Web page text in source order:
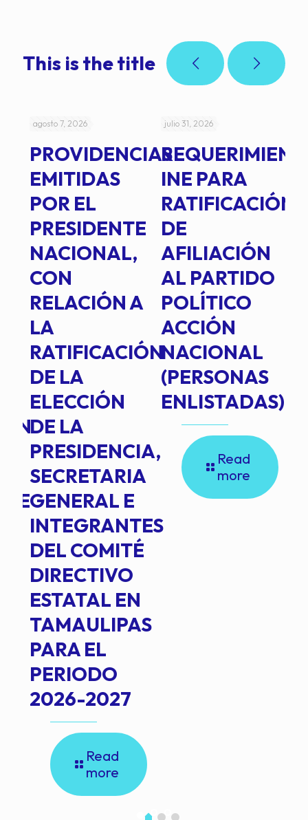
This is the title
agosto 7, 2026
PROVIDENCIAS
EMITIDAS
POR EL
PRESIDENTE
NACIONAL,
CON
RELACIÓN A
LA
RATIFICACIÓN
DE LA
ELECCIÓN
DE LA
PRESIDENCIA,
SECRETARIA
GENERAL E
INTEGRANTES
DEL COMITÉ
DIRECTIVO
ESTATAL EN
TAMAULIPAS
PARA EL
PERIODO
2026-2027
Read
more
julio 31, 2026
INE PARA
RATIFICACIÓN
DE
AFILIACIÓN
AL PARTIDO
POLÍTICO
ACCIÓN
NACIONAL
(PERSONAS
ENLISTADAS)
Read
more